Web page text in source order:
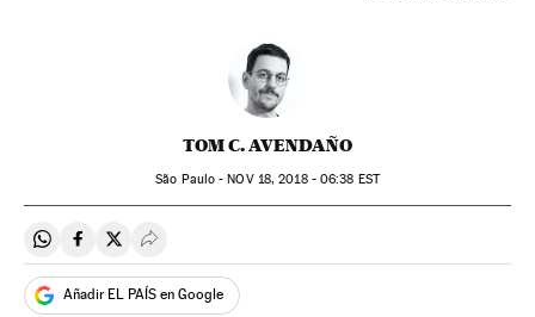
TOM C. AVENDAÑO
São Paulo -NOV18, 2018 - 06:38 EST
Compartir en Whatsapp
Compartir en Facebook
Compartir en Twitter
Desplegar Redes Sociales
Añadir EL PAÍS en Google